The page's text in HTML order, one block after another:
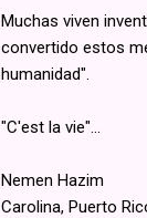
Muchas viven
convertido estos
humanidad".
"C'est la vie"...
Nemen Hazim
Carolina, Puerto